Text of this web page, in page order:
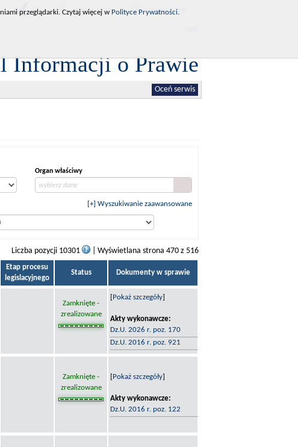
RCL Dziennik Ustaw Monitor Polski
Informacji o Prawie
Oceń serwis
Organ właściwy
wybierz dane
[+] Wyszukiwanie zaawansowane
Liczba pozycji 10301 | Wyświetlana strona 470 z 516
Etap procesu
legislacyjnego
Status Dokumenty w sprawie
Zamknięte -
zrealizowane
Pokaż szczegóły
Akty wykonawcze:
Dz.U. 2026 r. poz. 170
Dz.U. 2016 r. poz. 921
Zamknięte -
zrealizowane
Pokaż szczegóły
Akty wykonawcze:
Dz.U. 2016 r. poz. 122
przeglądarki. Czytaj więcej w Polityce Prywatności.